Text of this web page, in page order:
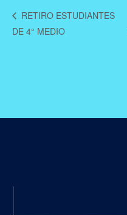
RETIRO ESTUDIANTES
DE 4° MEDIO